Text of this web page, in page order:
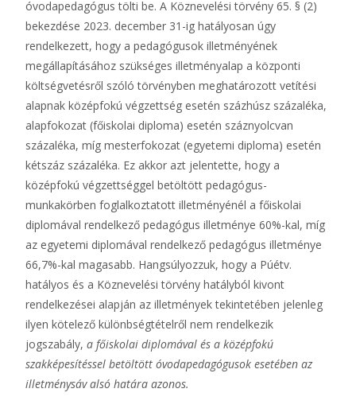
óvodapedagógus tölti be. A Köznevelési törvény 65. § (2)
bekezdése 2023. december 31-ig hatályosan úgy
rendelkezett, hogy a pedagógusok illetményének
megállapításához szükséges illetményalap a központi
költségvetésről szóló törvényben meghatározott vetítési
alapnak középfokú végzettség esetén százhúsz százaléka,
alapfokozat (főiskolai diploma) esetén száznyolcvan
százaléka, míg mesterfokozat (egyetemi diploma) esetén
kétszáz százaléka. Ez akkor azt jelentette, hogy a
középfokú végzettséggel betöltött pedagógus-
munkakörben foglalkoztatott illetményénél a főiskolai
diplomával rendelkező pedagógus illetménye 60%-kal, míg
az egyetemi diplomával rendelkező pedagógus illetménye
66,7%-kal magasabb. Hangsúlyozzuk, hogy a Púétv.
hatályos és a Köznevelési törvény hatályból kivont
rendelkezései alapján az illetmények tekintetében jelenleg
ilyen kötelező különbségtételről nem rendelkezik
jogszabály, a főiskolai diplomával és a középfokú
szakképesítéssel betöltött óvodapedagógusok esetében az
illetménysáv alsó határa azonos.